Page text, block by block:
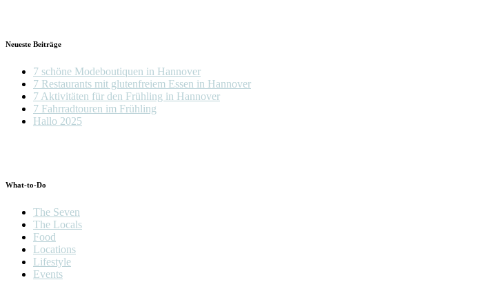
Neueste Beiträge
7 schöne Modeboutiquen in Hannover
7 Restaurants mit glutenfreiem Essen in Hannover
7 Aktivitäten für den Frühling in Hannover
7 Fahrradtouren im Frühling
Hallo 2025
What-to-Do
The Seven
The Locals
Food
Locations
Lifestyle
Events